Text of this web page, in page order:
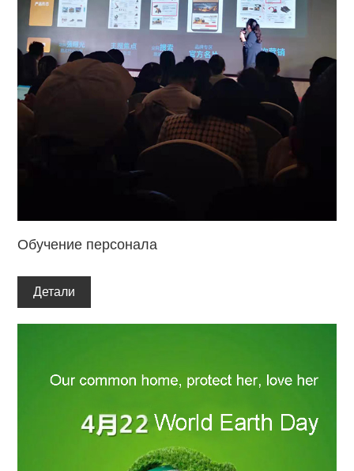
Обучение персонала
Детали